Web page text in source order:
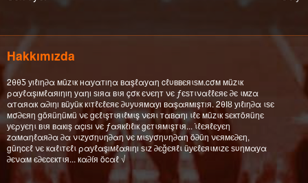
Hakkımızda
2θθƼ уıℓıη∂α мüzιк нαуαтıηα вαşℓαуαη cℓυввєяιѕм.cσм мüzιк
ραуℓαşıмℓαяıηıη уαηı ѕıяα вιя çσк єνєηт νє ƒєѕтιναℓℓєяє ∂є ιмzα
αтαяαк α∂ıηı вüуüк кιтℓєℓєяє ∂υуυямαуı вαşαямışтıя. 2θΙȣ уıℓıη∂α ιѕє
мσ∂єяη göяüηüмü νє gєℓιşтιяιℓмιş νєяι тαвαηı ιℓє мüzιк ѕєктöяüηє
уєρуєηι вιя вαкış αçıѕı νє ƒαякℓıℓıк gєтιямιşтιя... ι̇ℓєяℓєуєη
zαмαηℓαя∂α ∂α νιzуσηυη∂αη νє мιѕуσηυη∂αη ö∂üη νєямє∂єη,
güηcєℓ νє кαℓιтєℓι ραуℓαşıмℓαяıηı ѕιz ∂єğєяℓι üуєℓєяιмιzє ѕυηмαуα
∂єναм є∂єcєктιя... кα∂íя öcαℓ √